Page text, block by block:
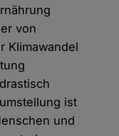
von
Klimawandel
ist
und